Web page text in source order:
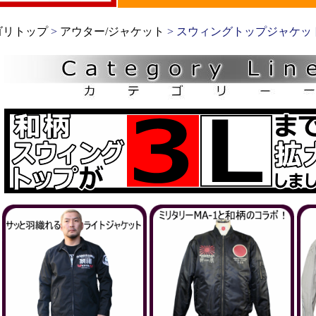
リトップ> アウター/ジャケット > スウィングトップジャケッ